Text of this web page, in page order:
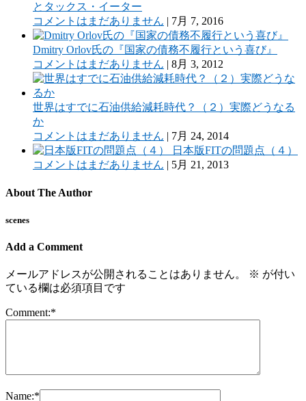
とタックス・イーター
コメントはまだありません | 7月 7, 2016
Dmitry Orlov氏の『国家の債務不履行という喜び』
コメントはまだありません | 8月 3, 2012
世界はすでに石油供給減耗時代？（２）実際どうなる
か
コメントはまだありません | 7月 24, 2014
日本版FITの問題点（４）
コメントはまだありません | 5月 21, 2013
About The Author
scenes
Add a Comment
メールアドレスが公開されることはありません。 ※ が付い
ている欄は必須項目です
Comment:*
Name:*